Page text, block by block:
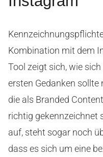
Kombination mit dem
Tool zeigt sich, wie
ersten Gedanken
die als Branded
richtig gekennzeichnet
auf, steht sogar noch
dass es sich um eine